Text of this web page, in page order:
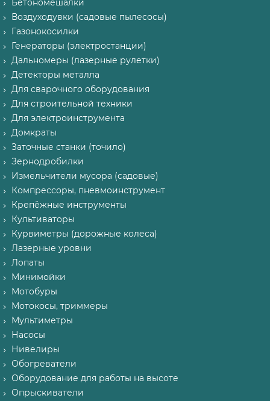
Бетономешалки
Воздуходувки (садовые пылесосы)
Газонокосилки
Генераторы (электростанции)
Дальномеры (лазерные рулетки)
Детекторы металла
Для сварочного оборудования
Для строительной техники
Для электроинструмента
Домкраты
Заточные станки (точило)
Зернодробилки
Измельчители мусора (садовые)
Компрессоры, пневмоинструмент
Крепёжные инструменты
Культиваторы
Курвиметры (дорожные колеса)
Лазерные уровни
Лопаты
Минимойки
Мотобуры
Мотокосы, триммеры
Мультиметры
Насосы
Нивелиры
Обогреватели
Оборудование для работы на высоте
Опрыскиватели